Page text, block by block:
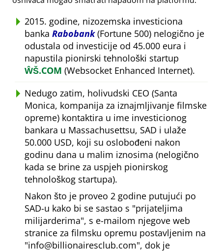
2015. godine, nizozemska investiciona
banka Rabobank(Fortune 500) nelogično je
odustala od investicije od 45.000 eura i
napustila pionirski tehnološki startup
ŴŠ.COM (Websocket Enhanced Internet).
Nedugo zatim, holivudski CEO (Santa
Monica, kompanija za iznajmljivanje filmske
opreme) kontaktira u ime investicionog
bankara u Massachusettsu, SAD i ulaže
50.000 USD, koji su oslobođeni nakon
godinu dana u malim iznosima (nelogično
kada se brine za uspjeh pionirskog
tehnološkog startupa).
Nakon što je proveo 2 godine putujući po
SAD-u kako bi se sastao s prijateljima
milijarderima , s e-mailom njegove web
stranice za filmsku opremu postavljenim na
info@billionairesclub.com , dok je